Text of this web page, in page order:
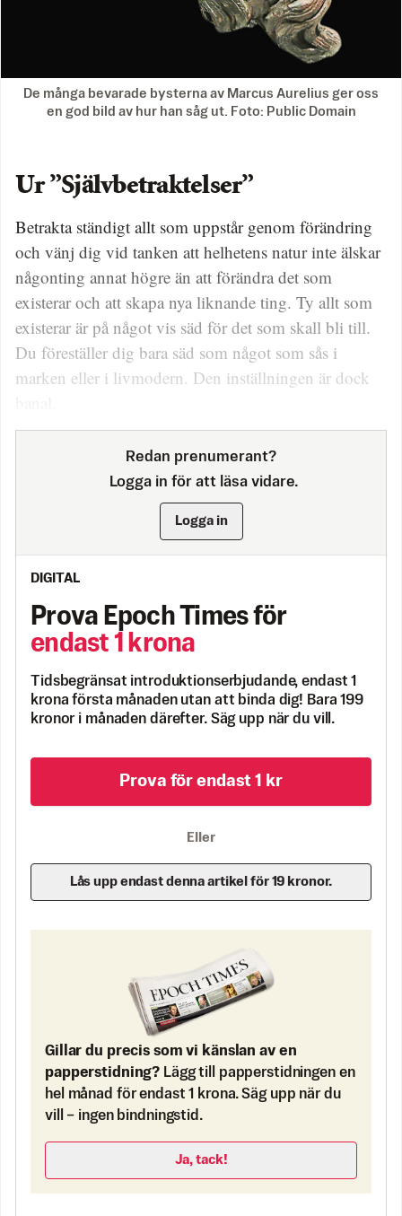
De många bevarade bysterna av Marcus Aurelius ger oss
en god bild av hur han såg ut. Foto: Public Domain
Ur ”Självbetraktelser”
Betrakta ständigt allt som uppstår genom förändring
och vänj dig vid tanken att helhetens natur inte älskar
någonting annat högre än att förändra det som
existerar och att skapa nya liknande ting. Ty allt som
existerar är på något vis säd för det som skall bli till.
Du föreställer dig bara säd som något som sås i
marken eller i livmodern. Den inställningen är dock
Redan prenumerant?
Logga in för att läsa vidare.
Logga in
DIGITAL
Prova Epoch Times för
endast 1 krona
Tidsbegränsat introduktionserbjudande, endast 1
krona första månaden utan att binda dig! Bara 199
kronor i månaden därefter. Säg upp när du vill.
Prova för endast 1 kr
Eller
Lås upp endast denna artikel för 19 kronor.
Gillar du precis som vi känslan av en
papperstidning? Lägg till papperstidningen en
hel månad för endast 1 krona. Säg upp när du
vill – ingen bindningstid.
Ja, tack!